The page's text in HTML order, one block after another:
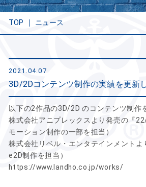
TOP ニュース
2021.04.07
3D/2Dコンテンツ制作の実績を更新
以下の2作品の3D/2D のコンテンツ制作
株式会社アニプレックスより発売の『
モーション制作の一部を担当）
株式会社リベル・エンタテインメント
e2D制作を担当）
https://www.landho.co.jp/works/